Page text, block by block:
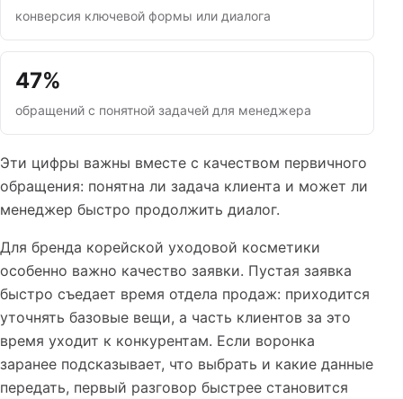
конверсия ключевой формы или диалога
47%
обращений с понятной задачей для менеджера
Эти цифры важны вместе с качеством первичного
обращения: понятна ли задача клиента и может ли
менеджер быстро продолжить диалог.
Для бренда корейской уходовой косметики
особенно важно качество заявки. Пустая заявка
быстро съедает время отдела продаж: приходится
уточнять базовые вещи, а часть клиентов за это
время уходит к конкурентам. Если воронка
заранее подсказывает, что выбрать и какие данные
передать, первый разговор быстрее становится